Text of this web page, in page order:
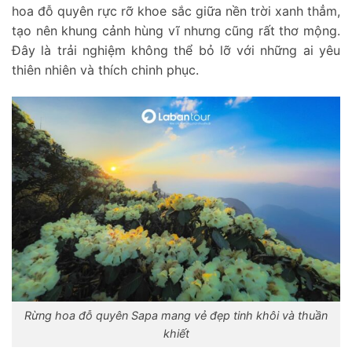
hoa đỗ quyên rực rỡ khoe sắc giữa nền trời xanh thẳm,
tạo nên khung cảnh hùng vĩ nhưng cũng rất thơ mộng.
Đây là trải nghiệm không thể bỏ lỡ với những ai yêu
thiên nhiên và thích chinh phục.
Rừng hoa đỗ quyên Sapa mang vẻ đẹp tinh khôi và thuần
khiết